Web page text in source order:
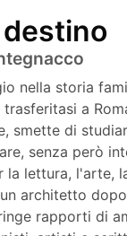
nella storia
a
smette di
senza però
la lettura, l'arte,
architetto
rapporti di